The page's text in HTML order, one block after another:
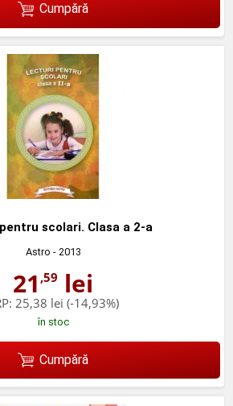
Cumpără
scolari. Clasa a 2-a
Astro - 2013
21 ,59 lei
25,38 lei (-14,93%)
în stoc
Cumpără